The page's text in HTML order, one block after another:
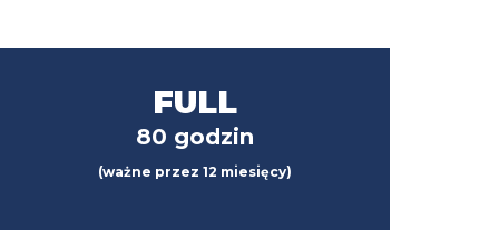
FULL
80 godzin
(ważne przez 12 miesięcy)